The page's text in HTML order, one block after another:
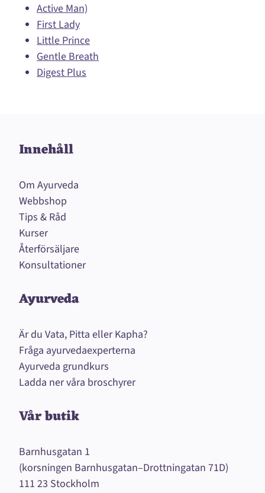
Active Man)
First Lady
Little Prince
Gentle Breath
Digest Plus
Innehåll
Om Ayurveda
Webbshop
Tips & Råd
Kurser
Återförsäljare
Konsultationer
Ayurveda
Är du Vata, Pitta eller Kapha?
Fråga ayurvedaexperterna
Ayurveda grundkurs
Ladda ner våra broschyrer
Vår butik
Barnhusgatan 1
(korsningen Barnhusgatan–Drottningatan 71D)
111 23 Stockholm